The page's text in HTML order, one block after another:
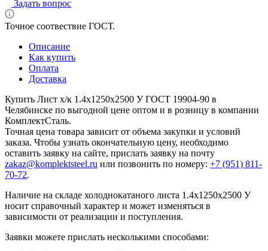
Задать вопрос
Точное соотвествие ГОСТ.
Описание
Как купить
Оплата
Доставка
Купить Лист х/к 1.4x1250x2500 У ГОСТ 19904-90 в
Челябинске по выгодной цене оптом и в розницу в компании
КомплектСталь.
Точная цена товара зависит от объема закупки и условий
заказа. Чтобы узнать окончательную цену, необходимо
оставить заявку на сайте, прислать заявку на почту
zakaz@komplektsteel.ru или позвонить по номеру: +7 (951) 811-
70-72.
Наличие на складе холоднокатаного листа 1.4x1250x2500 У
носит справочный характер и может изменяться в
зависимости от реализации и поступления.
Заявки можете прислать несколькими способами: